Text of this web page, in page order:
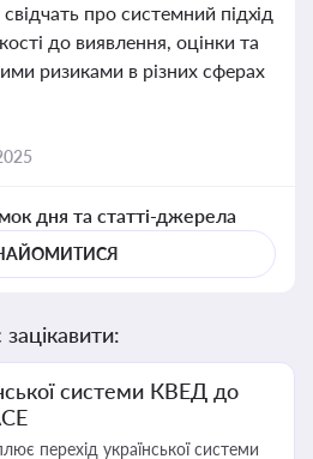
свідчать про системний підхід
до виявлення, оцінки та
ризиками в різних сферах
дня та статті-джерела
системи КВЕД до
перехід української системи